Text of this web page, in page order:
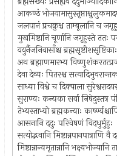
आकण्ठं
जलपानं प्रचक्रुश्च ताम्बूलानि च
मुखमिष्टानि चूर्णानि जगृहुस्ते ततः
ययुर्नैजनिवासाँश्च
अथ ब्रह्माणमारभ्य
देवा देव्यः पितरश्च
साध्या विश्वे च दिक्पाला
सुराण्यः कन्यका सर्वा निषेदुस्तत्र
तेभ्यस्ताभ्यो ब्रह्मकन्याः
आसनानि ददुः परिवेषणं
सत्योद्भवानि मिष्टान्नपानपात्राणि वै
मिष्टान्नान्यमृतान्नानि